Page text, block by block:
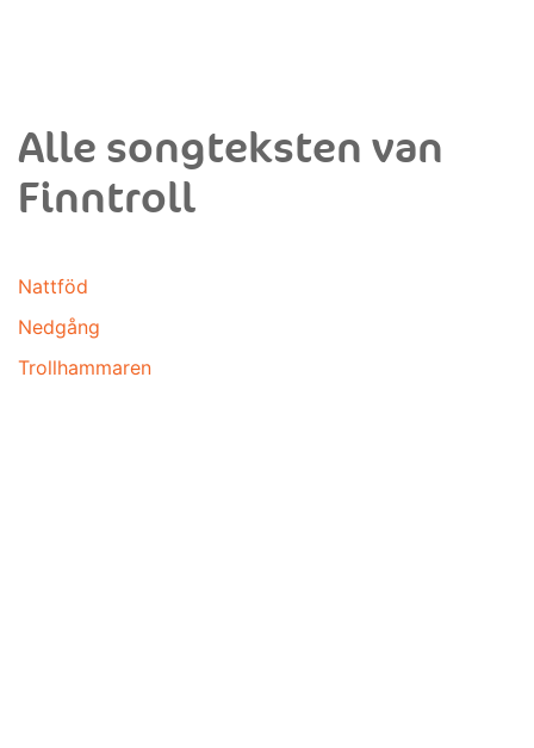
Alle songteksten van
Finntroll
Nattföd
Nedgång
Trollhammaren